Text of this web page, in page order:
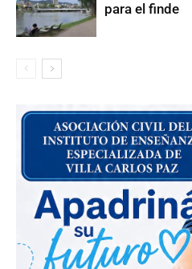
para el finde